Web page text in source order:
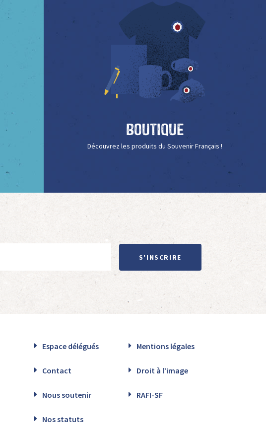
Boutique
Découvrez les produits du Souvenir Français !
S'INSCRIRE
Espace délégués Mentions légales
Contact Droit à l’image
Nous soutenir RAFI-SF
Nos statuts